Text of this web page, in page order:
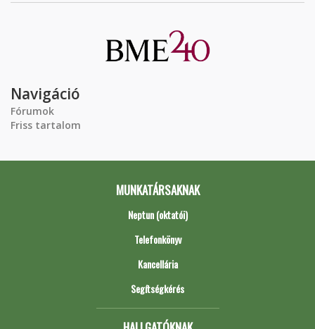
Navigáció
Fórumok
Friss tartalom
MUNKATÁRSAKNAK
Neptun (oktatói)
Telefonkönyv
Kancellária
Segítségkérés